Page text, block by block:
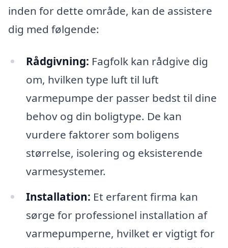
inden for dette område, kan de assistere
dig med følgende:
Rådgivning: Fagfolk kan rådgive dig
om, hvilken type luft til luft
varmepumpe der passer bedst til dine
behov og din boligtype. De kan
vurdere faktorer som boligens
størrelse, isolering og eksisterende
varmesystemer.
Installation: Et erfarent firma kan
sørge for professionel installation af
varmepumperne, hvilket er vigtigt for